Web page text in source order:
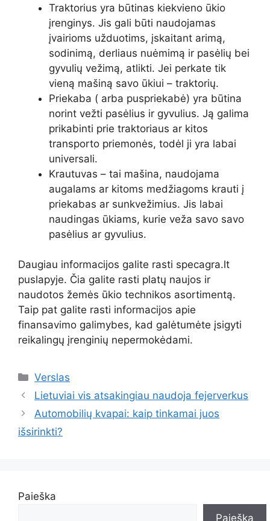
Traktorius yra būtinas kiekvieno ūkio
įrenginys. Jis gali būti naudojamas
įvairioms užduotims, įskaitant arimą,
sodinimą, derliaus nuėmimą ir pasėlių bei
gyvulių vežimą, atlikti. Jei perkate tik
vieną mašiną savo ūkiui – traktorių.
Priekaba ( arba puspriekabė) yra būtina
norint vežti pasėlius ir gyvulius. Ją galima
prikabinti prie traktoriaus ar kitos
transporto priemonės, todėl ji yra labai
universali.
Krautuvas – tai mašina, naudojama
augalams ar kitoms medžiagoms krauti į
priekabas ar sunkvežimius. Jis labai
naudingas ūkiams, kurie veža savo savo
pasėlius ar gyvulius.
Daugiau informacijos galite rasti specagra.lt
puslapyje. Čia galite rasti platų naujos ir
naudotos žemės ūkio technikos asortimentą.
Taip pat galite rasti informacijos apie
finansavimo galimybes, kad galėtumėte įsigyti
reikalingų įrenginių nepermokėdami.
Kategorijos
Verslas
Lietuviai vis atsakingiau naudoja fejerverkus
Automobilių kvapai: kaip tinkamai juos
išsirinkti?
Paieška
Paieška